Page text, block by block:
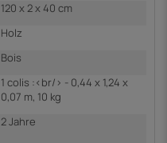
120 x 2 x 40 cm
Holz
Bois
1 colis :<br/> - 0,44 x 1,24 x
0,07 m, 10 kg
2 Jahre